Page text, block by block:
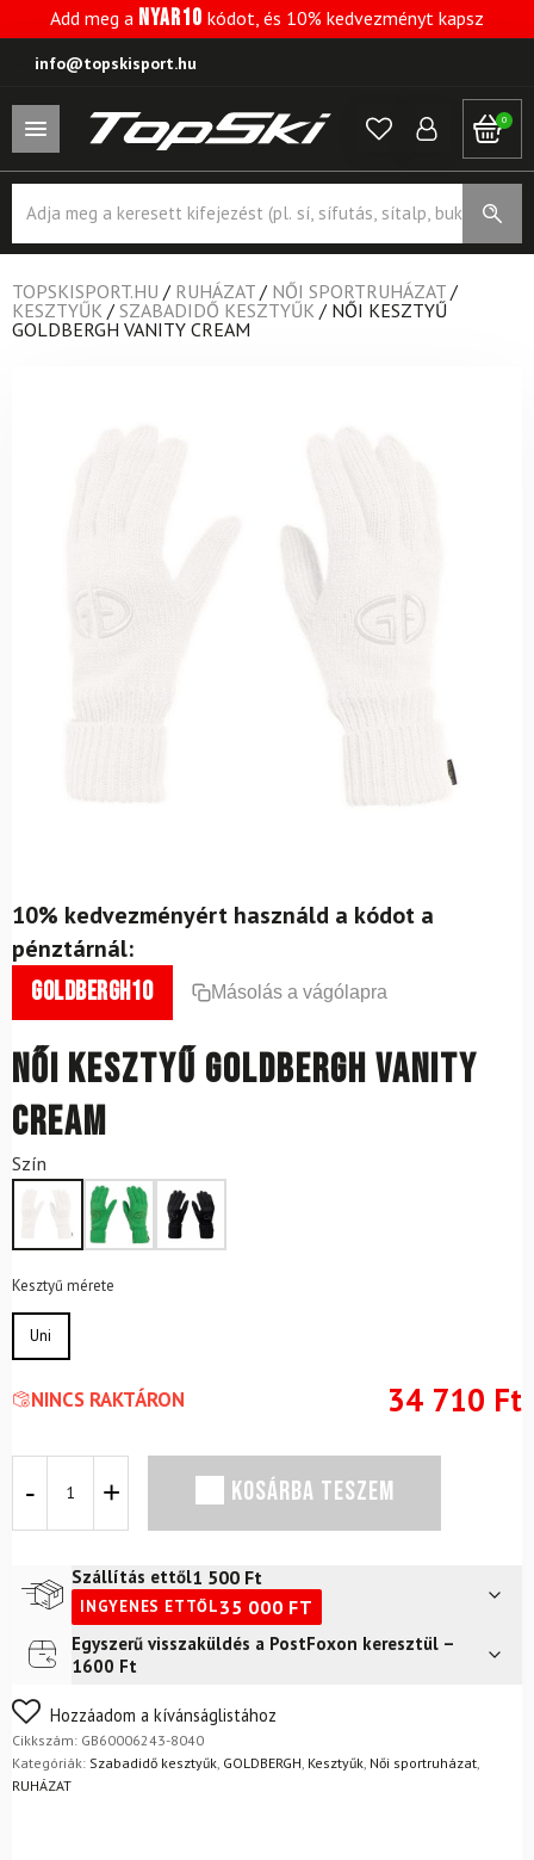
Add meg a NYAR10 kódot, és 10% kedvezményt kapsz
info@topskisport.hu
0
search
TOPSKISPORT.HU / RUHÁZAT / NŐI SPORTRUHÁZAT /
KESZTYŰK / SZABADIDŐ KESZTYŰK / NŐI KESZTYŰ
GOLDBERGH VANITY CREAM
10% kedvezményért használd a kódot a
pénztárnál:
goldbergh10 Másolás a vágólapra
Női kesztyű GOLDBERGH Vanity
Cream
Szín
Kesztyű mérete
Uni
NINCS RAKTÁRON 34 710 Ft
kesztyű
mennyiség
KOSÁRBA TESZEM
Szállítás ettől1 500 Ft
INGYENES ETTŐL35 000 FT
Futár a címre2 400
FoxPost
Egyszerű visszaküldés a PostFoxon keresztül –
1600 Ft
Nem biztos a választásában? Semmi gond – a terméket
egyszerűen visszaküldheti 14 napon belül, indoklás nélkül.
Mik a visszaküldés feltételei?
Hozzáadom a kívánságlistához
Cikkszám: GB60006243-8040
Kategóriák: Szabadidő kesztyűk GOLDBERGH Kesztyűk Női sportruházat
RUHÁZAT